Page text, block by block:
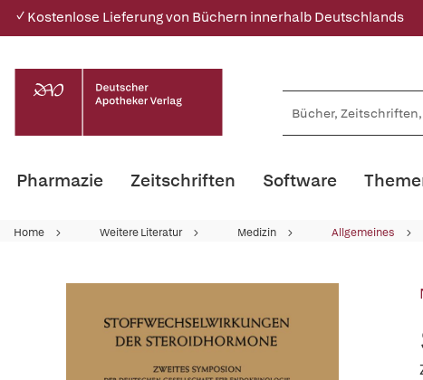
✓ Kostenlose Lieferung von Büchern innerhalb Deutschlands
Pharmazie Zeitschriften Software
Home Weitere Literatur Medizin Allgemeines